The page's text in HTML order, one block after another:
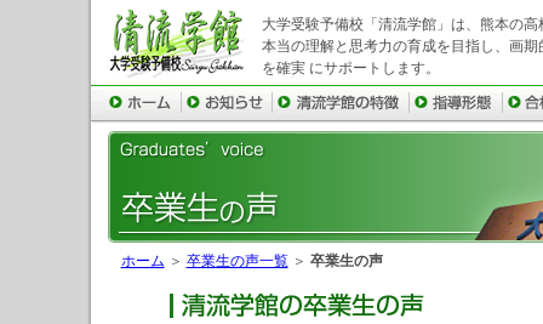
大学受験予備校「清流学館」は、熊本の
本当の理解と思考力の育成を目指し、画
を確実 にサポートします。
ホーム ＞ 卒業生の声一覧＞ 卒業生の声